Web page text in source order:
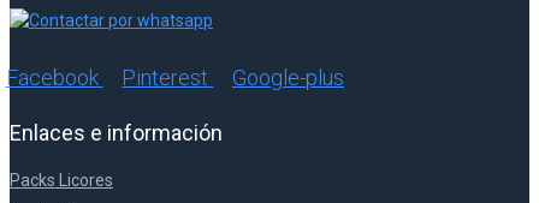
Facebook Pinterest Google-plus
Enlaces e información
Packs Licores